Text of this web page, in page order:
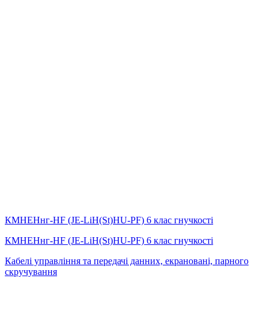
КМНЕНнг-HF (JE-LiH(St)НU-PF) 6 клас гнучкості
КМНЕНнг-HF (JE-LiH(St)НU-PF) 6 клас гнучкості
Кабелі управління та передачі данних, екрановані, парного
скручування